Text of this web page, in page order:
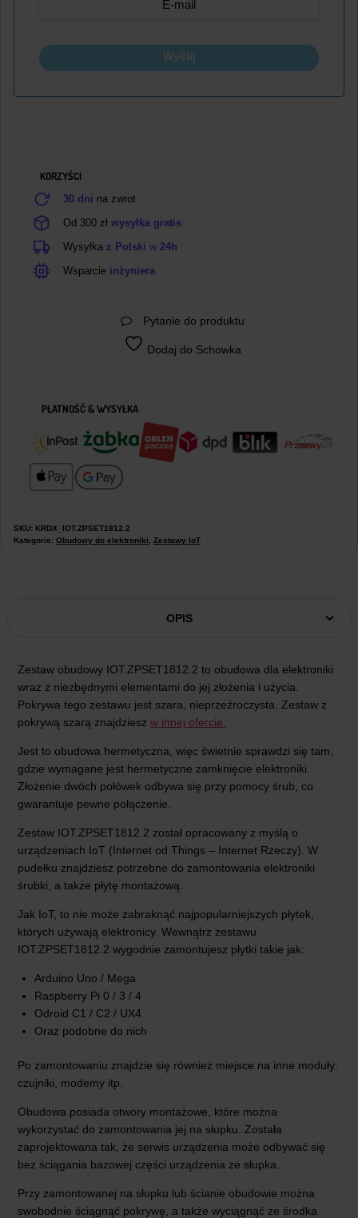
Wyślij
KORZYŚCI
30 dni na zwrot
Od 300 zł wysyłka gratis
Wysyłka z Polski w 24h
Wsparcie inżyniera
Pytanie do produktu
Dodaj do Schowka
PŁATNOŚĆ & WYSYŁKA
SKU: KRDX_IOT.ZPSET1812.2
Kategorie: Obudowy do elektroniki Zestawy IoT
OPIS
Zestaw obudowy IOT.ZPSET1812.2 to obudowa dla elektroniki
wraz z niezbędnymi elementami do jej złożenia i użycia.
Pokrywa tego zestawu jest szara, nieprzeźroczysta. Zestaw z
pokrywą szarą znajdziesz w innej ofercie.
Jest to obudowa hermetyczna, więc świetnie sprawdzi się tam,
gdzie wymagane jest hermetyczne zamknięcie elektroniki.
Złożenie dwóch połówek odbywa się przy pomocy śrub, co
gwarantuje pewne połączenie.
Zestaw IOT.ZPSET1812.2 został opracowany z myślą o
urządzeniach IoT (Internet od Things – Internet Rzeczy). W
pudełku znajdziesz potrzebne do zamontowania elektroniki
śrubki, a także płytę montażową.
Jak IoT, to nie może zabraknąć najpopularniejszych płytek,
których używają elektronicy. Wewnątrz zestawu
IOT.ZPSET1812.2 wygodnie zamontujesz płytki takie jak:
Arduino Uno / Mega
Raspberry Pi 0 / 3 / 4
Odroid C1 / C2 / UX4
Oraz podobne do nich
Po zamontowaniu znajdzie się również miejsce na inne moduły:
czujniki, modemy itp.
Obudowa posiada otwory montażowe, które można
wykorzystać do zamontowania jej na słupku. Została
zaprojektowana tak, że serwis urządzenia może odbywać się
bez ściągania bazowej części urządzenia ze słupka.
Przy zamontowanej na słupku lub ścianie obudowie można
swobodnie ściągnąć pokrywę, a także wyciągnąć ze środka